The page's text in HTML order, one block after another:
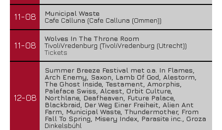
11-08
Municipal Waste
Cafe Calluna (Cafe Calluna (Ommen))
11-08
Wolves In The Throne Room
TivoliVredenburg (TivoliVredenburg (Utrecht))
Tickets
12-08
Summer Breeze Festival met o.a. In Flames,
Arch Enemy, Saxon, Lamb Of God, Alestorm,
The Ghost Inside, Testament, Amorphis,
Paleface Swiss, Alcest, Orbit Culture,
Northlane, Deafheaven, Future Palace,
Blackbraid, Der Weg Einer Freiheit, Alien Ant
Farm, Municipal Waste, Thundermother, From
Fall To Spring, Misery Index, Parasite inc., Groza
Dinkelsbühl